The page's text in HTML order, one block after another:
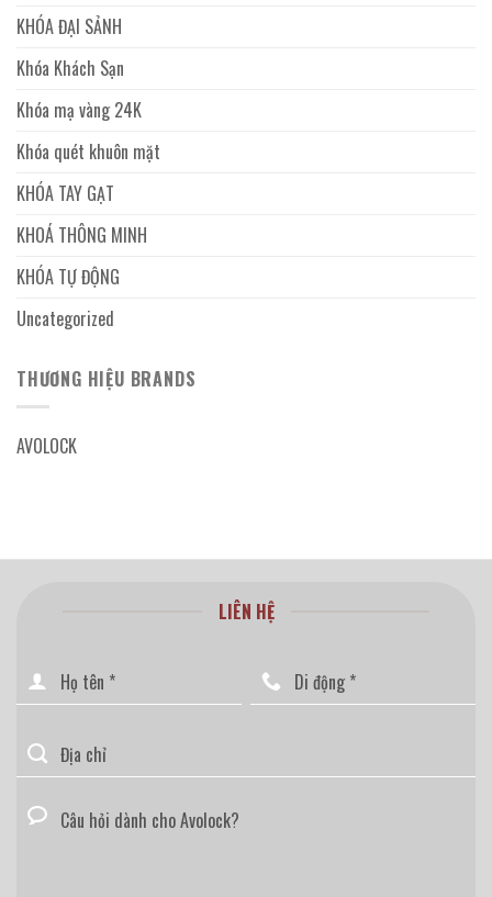
KHÓA ĐẠI SẢNH
Khóa Khách Sạn
Khóa mạ vàng 24K
Khóa quét khuôn mặt
KHÓA TAY GẠT
KHOÁ THÔNG MINH
KHÓA TỰ ĐỘNG
Uncategorized
THƯƠNG HIỆU BRANDS
AVOLOCK
LIÊN HỆ